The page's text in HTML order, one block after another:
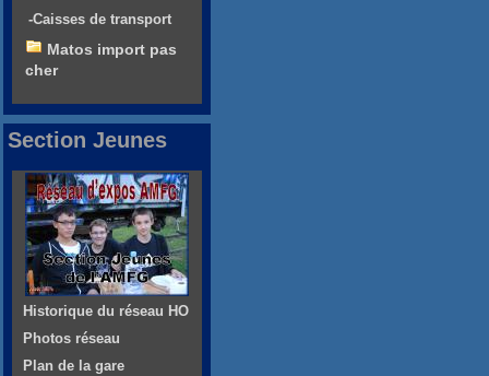
-Caisses de transport
Matos import pas
cher
Section Jeunes
Historique du réseau HO
Photos réseau
Plan de la gare